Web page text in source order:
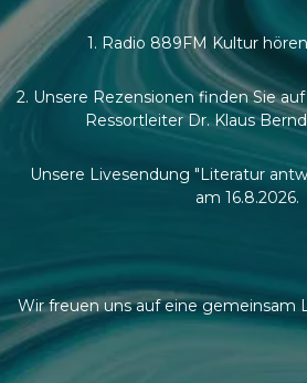
1. Radio 889FM Kultur
2. Unsere Rezensionen finden Sie
Ressortleiter Dr. Klaus
Unsere Livesendung "Literatur
am 16.8.2026.
Wir freuen uns auf eine gemeinsam